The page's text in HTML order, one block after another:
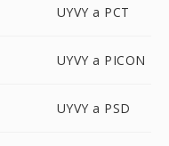
UYVY a PCT
UYVY a PICON
UYVY a PSD